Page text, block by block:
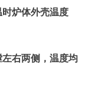
时炉体外壳温度
左右两侧，温度均